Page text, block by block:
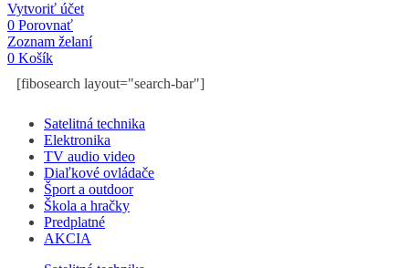
Vytvoriť účet
0 Porovnať
Zoznam želaní
0 Košík
[fibosearch layout="search-bar"]
Satelitná technika
Elektronika
TV audio video
Diaľkové ovládače
Šport a outdoor
Škola a hračky
Predplatné
AKCIA